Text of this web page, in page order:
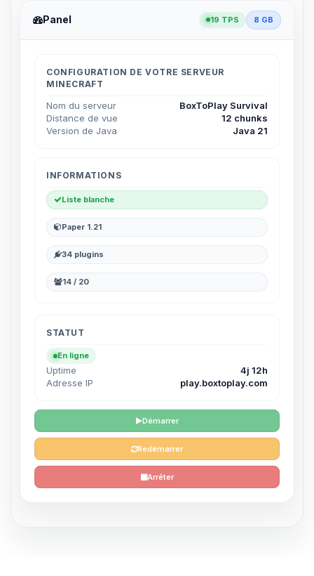
Panel 19 TPS 8 GB
CONFIGURATION DE VOTRE SERVEUR
MINECRAFT
Nom du serveur
BoxToPlay Survival
Distance de vue
12 chunks
Version de Java
Java 21
INFORMATIONS
Liste blanche
Paper 1.21
34 plugins
14 / 20
STATUT
En ligne
Uptime
4j 12h
Adresse IP
play.boxtoplay.com
Démarrer
Redémarrer
Arrêter